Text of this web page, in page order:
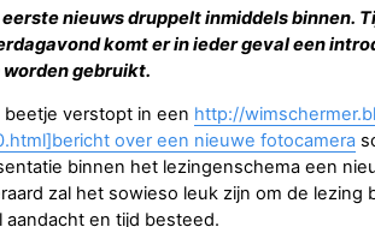
nieuws druppelt inmiddels binnen.
komt er in ieder geval een
worden gebruikt.
beetje verstopt in een http://
over een nieuwe fotocamera
binnen het lezingenschema een
zal het sowieso leuk zijn om de
aandacht en tijd besteed.